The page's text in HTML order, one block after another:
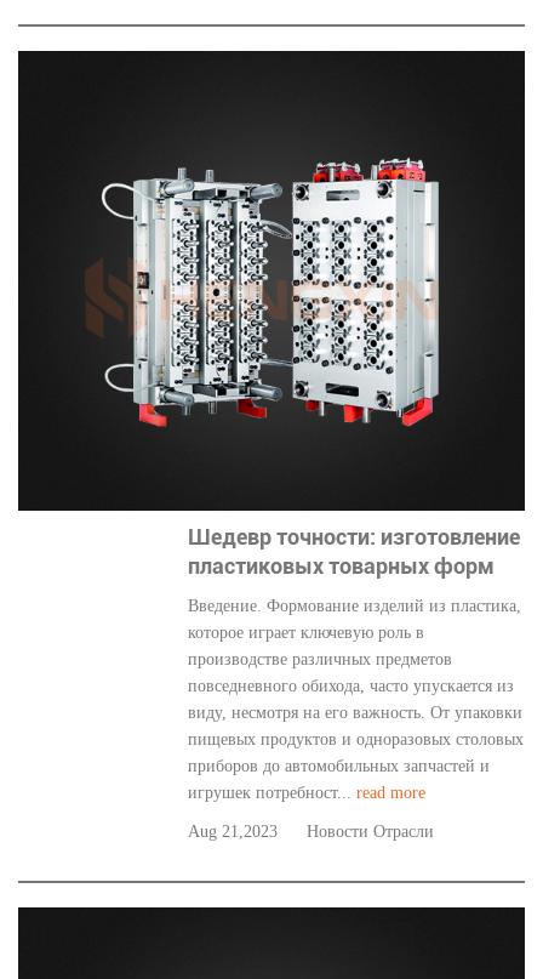
Шедевр точности: изготовление
пластиковых товарных форм
Введение. Формование изделий из пластика,
которое играет ключевую роль в
производстве различных предметов
повседневного обихода, часто упускается из
виду, несмотря на его важность. От упаковки
пищевых продуктов и одноразовых столовых
приборов до автомобильных запчастей и
игрушек потребност...read more
Aug 21,2023 Новости Отрасли